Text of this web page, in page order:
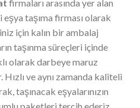
firmaları arasında yer alan
taşıma firması olarak
için kalın bir ambalaj
taşınma süreçleri içinde
olarak darbeye maruz
Hızlı ve aynı zamanda kaliteli
taşınacak eşyalarınızın